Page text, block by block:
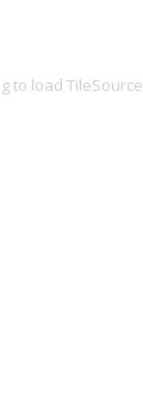
to load TileSource